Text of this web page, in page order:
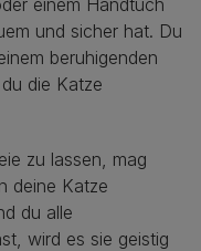
und sicher hat. Du
beruhigenden
die Katze
zu lassen, mag
deine Katze
du alle
wird es sie geistig